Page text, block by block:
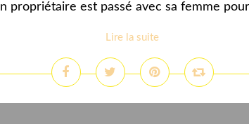
propriétaire est passé avec sa femme
Lire la suite